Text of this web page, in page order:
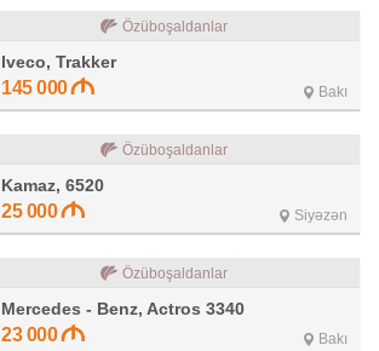
Özüboşaldanlar
Iveco, Trakker
145 000 Bakı
Özüboşaldanlar
Kamaz, 6520
25 000 Siyəzən
Özüboşaldanlar
Mercedes - Benz, Actros 3340
23 000 Bakı